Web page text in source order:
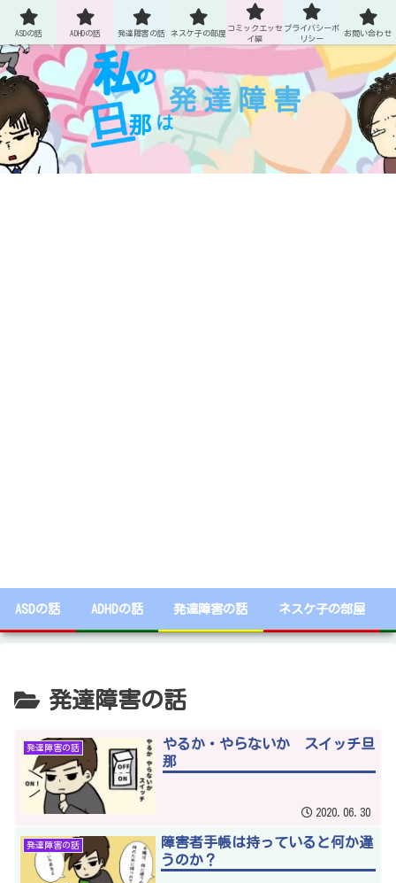
ASDとADHDの旦那との生活
ASDの話 ADHDの話 発達障害の話 ネスケ子の部屋
発達障害の話
発達障害の話
やるか・やらないか スイッチ旦
那
2020.06.30
発達障害の話
障害者手帳は持っていると何か違
うのか？
ASDの話 ADHDの話 発達障害の話 ネスケ子の部屋
コミックエッセ
イ編
プライバシーポ
リシー
お問い合わせ